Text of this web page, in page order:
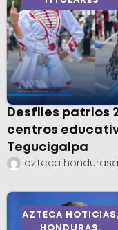
Desfiles patrios
centros
Tegucigalpa
azteca honduras
AZTECA NOTICIAS,
HONDURAS,